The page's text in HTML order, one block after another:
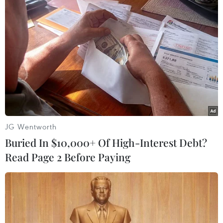
nhưng sau đó phát hiện tài khoản "bốc hơi" chỉ
còn hơn 93.000 đồng đồng thời trên bảng sao kê
tài khoản thể hiện rất nhiều các giao dịch
chuyển rút tiền không phải do vị khách này yêu
cầu hoặc thực hiện./.
(Vietnam+)
JG Wentworth
Buried In $10,000+ Of High-Interest Debt?
Read Page 2 Before Paying